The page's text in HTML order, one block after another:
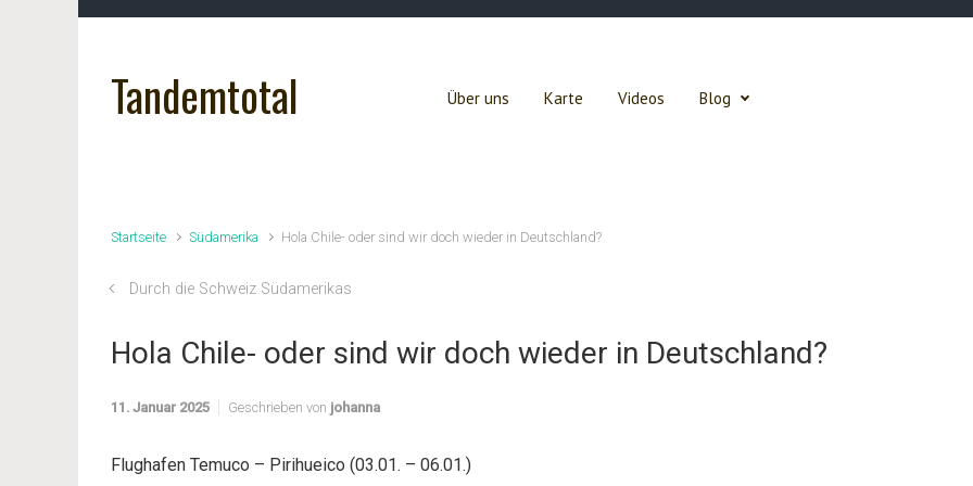
Tandemtotal Über uns Karte Videos Blog
Startseite Südamerika Hola Chile- oder sind wir doch wieder in Deutschland?
Durch die Schweiz Südamerikas
Hola Chile- oder sind wir doch wieder in Deutschland?
11. Januar 2025 Geschrieben von johanna
Flughafen Temuco – Pirihueico (03.01. – 06.01.)